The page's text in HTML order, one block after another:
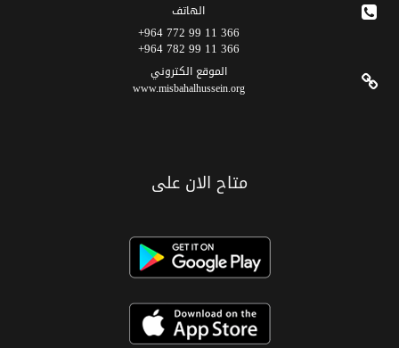
الهاتف
366 11 99 772 964+
366 11 99 782 964+
الموقع الکتروني
www.misbahalhussein.org
متاح الان على